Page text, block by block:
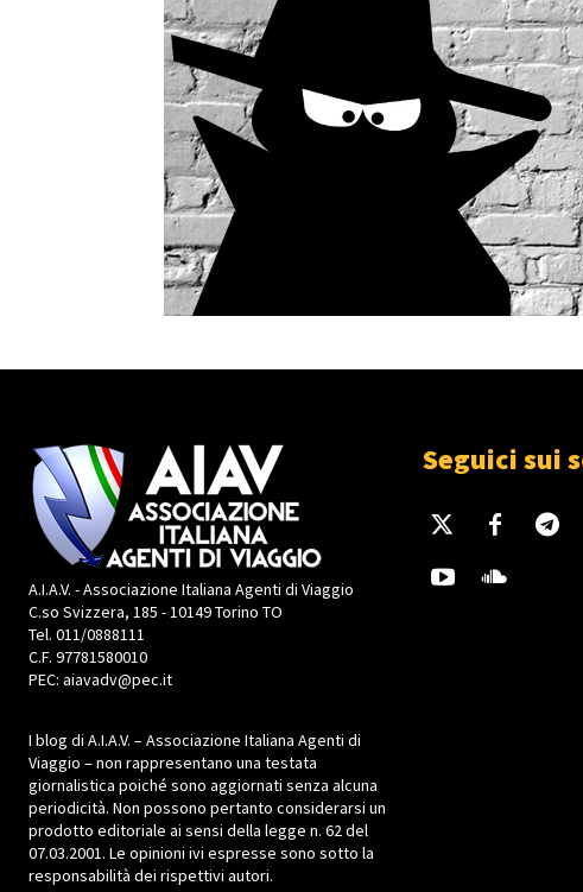
A.I.A.V. - Associazione Italiana Agenti di Viaggio
C.so Svizzera, 185 - 10149 Torino TO
Tel. 011/0888111
C.F. 97781580010
PEC: aiavadv@pec.it
I blog di A.I.A.V. – Associazione Italiana Agenti di
Viaggio – non rappresentano una testata
giornalistica poiché sono aggiornati senza alcuna
periodicità. Non possono pertanto considerarsi un
prodotto editoriale ai sensi della legge n. 62 del
07.03.2001. Le opinioni ivi espresse sono sotto la
responsabilità dei rispettivi autori.
Seguici sui